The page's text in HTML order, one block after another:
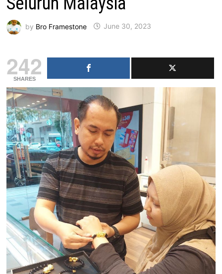
by Bro Framestone June 30, 2023
242
SHARES